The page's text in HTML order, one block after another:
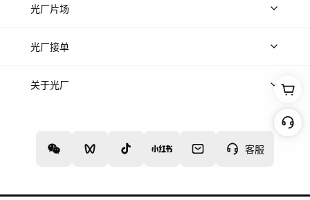
客服
热门音乐
光厂片场
上传案例
光厂接单
上架服务
关于光厂